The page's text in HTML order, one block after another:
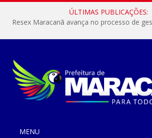
ÚLTIMAS PUBLICAÇÕES:
MENU